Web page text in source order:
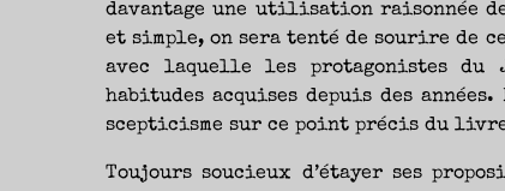
davantage une utilisation raisonnée
et simple, on sera tenté de sourire de
avec laquelle les protagonistes du
habitudes acquises depuis des
scepticisme sur ce point précis du
Toujours soucieux d’étayer ses